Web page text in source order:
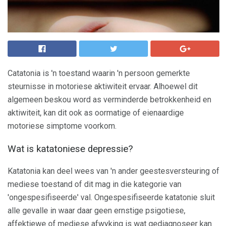
Catatonia is 'n toestand waarin 'n persoon gemerkte
steurnisse in motoriese aktiwiteit ervaar. Alhoewel dit
algemeen beskou word as verminderde betrokkenheid en
aktiwiteit, kan dit ook as oormatige of eienaardige
motoriese simptome voorkom.
Wat is katatoniese depressie?
Katatonia kan deel wees van 'n ander geestesversteuring of
mediese toestand of dit mag in die kategorie van
'ongespesifiseerde' val. Ongespesifiseerde katatonie sluit
alle gevalle in waar daar geen ernstige psigotiese,
affektiewe of mediese afwyking is wat gediagnoseer kan